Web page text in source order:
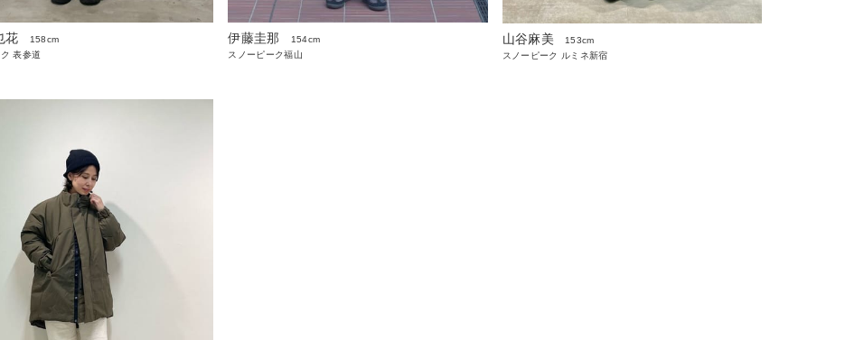
花
158cm
表参道
伊藤圭那
154cm
スノーピーク福山
山谷麻美
153cm
スノーピーク ルミネ新宿